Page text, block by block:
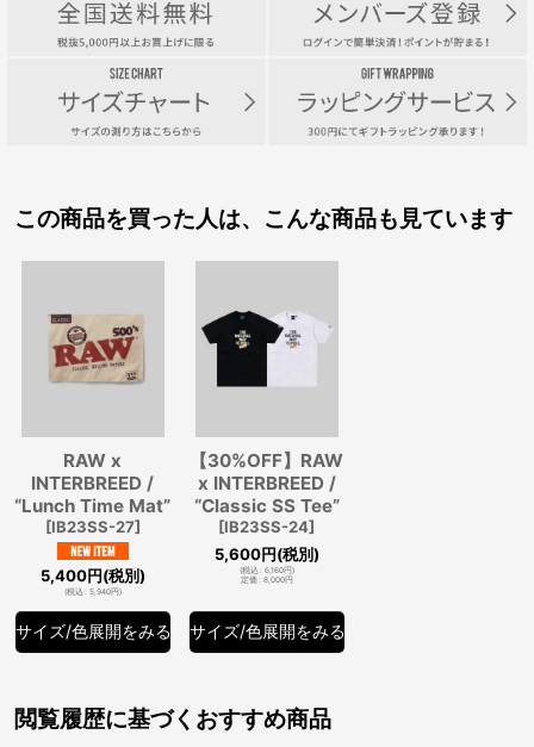
この商品を買った人は、こんな商品も見ています
RAW x
INTERBREED /
“Lunch Time Mat”
[IB23SS-27]
5,400円(税別)
(税込: 5,940円)
サイズ/色展開をみる
【30%OFF】RAW
x INTERBREED /
“Classic SS Tee”
[IB23SS-24]
5,600円(税別)
(税込: 6,160円)
定価: 8,000円
サイズ/色展開をみる
閲覧履歴に基づくおすすめ商品